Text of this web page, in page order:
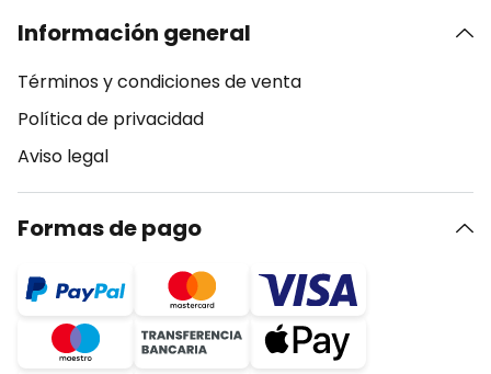
Información general
Términos y condiciones de venta
Política de privacidad
Aviso legal
Formas de pago